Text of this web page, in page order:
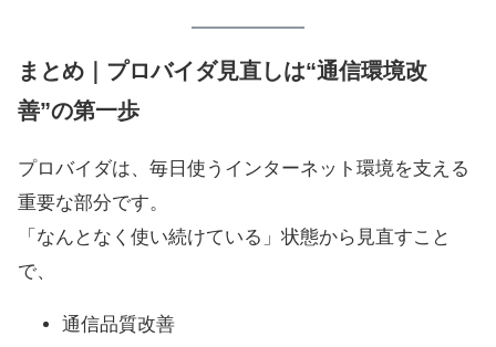
まとめ｜プロバイダ見直しは“通信環境改
善”の第一歩
プロバイダは、毎日使うインターネット環境を支える
重要な部分です。
「なんとなく使い続けている」状態から見直すこと
で、
通信品質改善